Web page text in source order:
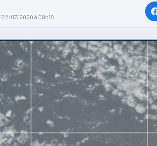
22/07/2020 à 09h10